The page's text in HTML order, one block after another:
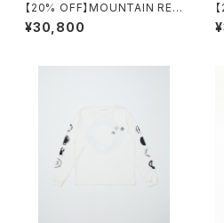
【20% OFF】MOUNTAIN RES
EARCH / H.I.T.M. SHIRT
¥30,800